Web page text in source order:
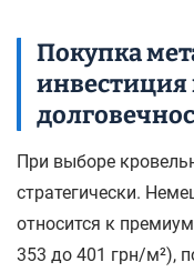
Покупка
инвестиция
При выборе
стратегически.
относится к
353 до 401 грн/м²),